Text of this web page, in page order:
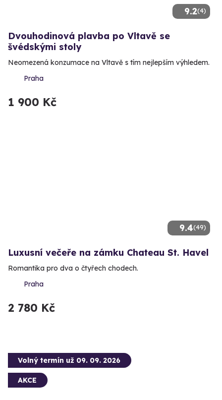
9.2(4)
Dvouhodinová plavba po Vltavě se
švédskými stoly
Neomezená konzumace na Vltavě s tím nejlepším výhledem.
Praha
1 900 Kč
9.4(49)
Luxusní večeře na zámku Chateau St. Havel
Romantika pro dva o čtyřech chodech.
Praha
2 780 Kč
Volný termín už 09. 09. 2026
AKCE